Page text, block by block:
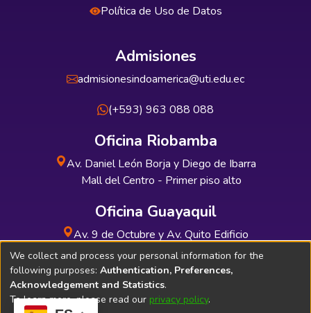
Política de Uso de Datos
Admisiones
admisionesindoamerica@uti.edu.ec
(+593) 963 088 088
Oficina Riobamba
Av. Daniel León Borja y Diego de Ibarra
Mall del Centro - Primer piso alto
Oficina Guayaquil
Av. 9 de Octubre y Av. Quito Edificio
INDUAUTO - Planta baja
We collect and process your personal information for the
following purposes: Authentication, Preferences,
Acknowledgement and Statistics.
To learn more, please read our privacy policy.